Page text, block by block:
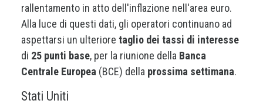
rallentamento in atto dell'inflazione nell'area euro.
Alla luce di questi dati, gli operatori continuano ad
aspettarsi un ulteriore taglio dei tassi di interesse
di 25 punti base, per la riunione della Banca
Centrale Europea (BCE) della prossima settimana.
Stati Uniti